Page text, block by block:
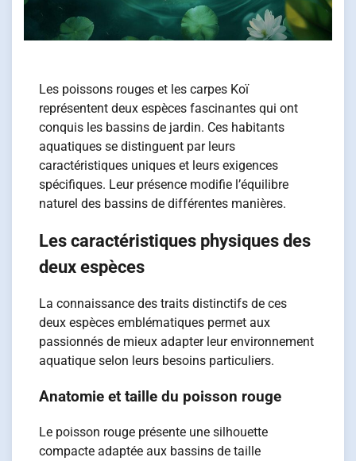
Les poissons rouges et les carpes Koï
représentent deux espèces fascinantes qui ont
conquis les bassins de jardin. Ces habitants
aquatiques se distinguent par leurs
caractéristiques uniques et leurs exigences
spécifiques. Leur présence modifie l’équilibre
naturel des bassins de différentes manières.
Les caractéristiques physiques des
deux espèces
La connaissance des traits distinctifs de ces
deux espèces emblématiques permet aux
passionnés de mieux adapter leur environnement
aquatique selon leurs besoins particuliers.
Anatomie et taille du poisson rouge
Le poisson rouge présente une silhouette
compacte adaptée aux bassins de taille